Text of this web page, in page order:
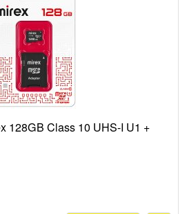
128GB Class 10 UHS-I U1 +